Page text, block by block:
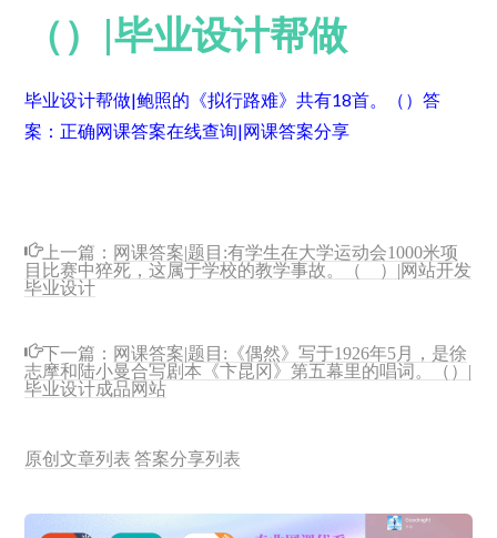
（）|毕业设计帮做
毕业设计帮做|鲍照的《拟行路难》共有18首。（）答
案：正确网课答案在线查询|网课答案分享
上一篇： 网课答案|题目:有学生在大学运动会1000米项
目比赛中猝死，这属于学校的教学事故。（ ）|网站开发
毕业设计
下一篇： 网课答案|题目:《偶然》写于1926年5月，是徐
志摩和陆小曼合写剧本《卞昆冈》第五幕里的唱词。（）|
毕业设计成品网站
原创文章列表 答案分享列表